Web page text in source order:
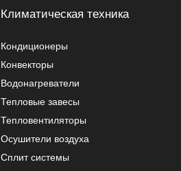
Климатическая техника
Кондиционеры
Конвекторы
Водонагреватели
Тепловые завесы
Тепловентиляторы
Осушители воздуха
Сплит системы